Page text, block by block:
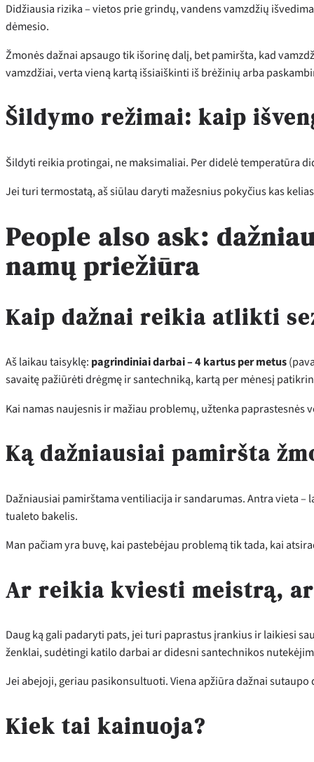
Didžiausia rizika – vietos prie grindų, vandens vamzdžių
dėmesio.
Žmonės dažnai apsaugo tik išorinę dalį, bet pamiršta, kad
vamzdžiai, verta vieną kartą išsiaiškinti iš brėžinių arba
Šildymo režimai: kaip
Šildyti reikia protingai, ne maksimaliai. Per didelė temperatūra
Jei turi termostatą, aš siūlau daryti mažesnius pokyčius kas
People also ask:
namų priežiūra
Kaip dažnai reikia atlikti
Aš laikau taisyklę: pagrindiniai darbai – 4 kartus per metus
savaitę pažiūrėti drėgmę ir santechniką, kartą per mėnesį
Kai namas naujesnis ir mažiau problemų, užtenka paprastesnės
Ką dažniausiai pamiršta
Dažniausiai pamirštama ventiliacija ir sandarumas. Antra vieta
tualeto bakelis.
Man pačiam yra buvę, kai pastebėjau problemą tik tada, kai
Ar reikia kviesti meistrą,
Daug ką gali padaryti pats, jei turi paprastus įrankius ir laikiesi
ženklai, sudėtingi katilo darbai ar didesni santechnikos
Jei abejoji, geriau pasikonsultuoti. Viena apžiūra dažnai sutaupo
Kiek tai kainuoja?